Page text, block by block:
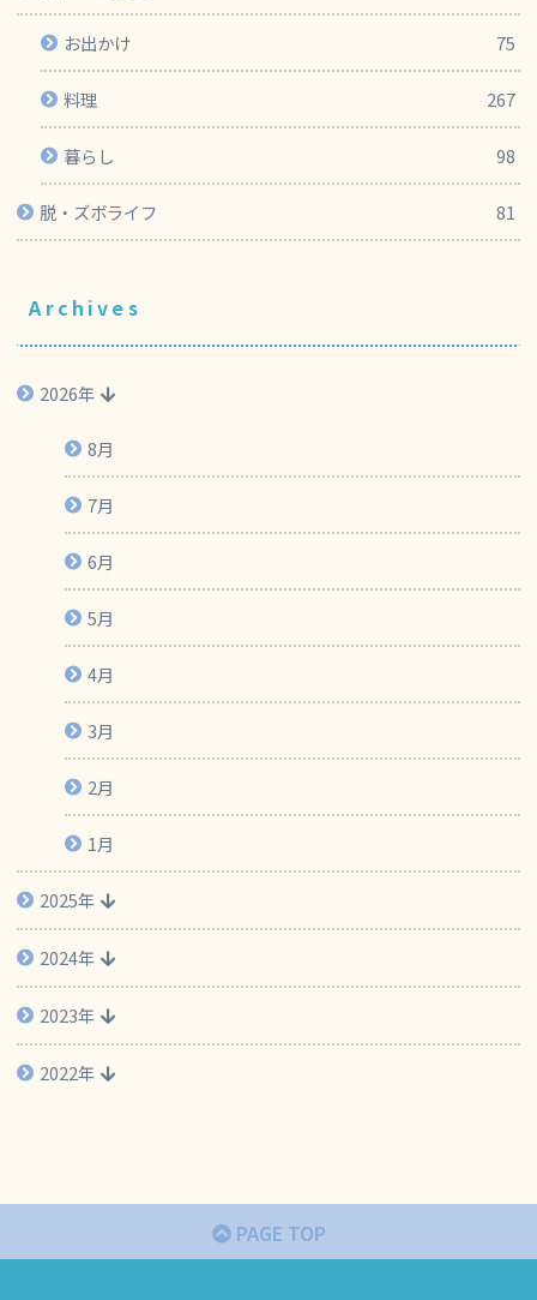
お出かけ 75
料理 267
暮らし 98
脱・ズボライフ 81
Archives
2026年
8月
7月
6月
5月
4月
3月
2月
1月
2025年
2024年
2023年
2022年
PAGE TOP